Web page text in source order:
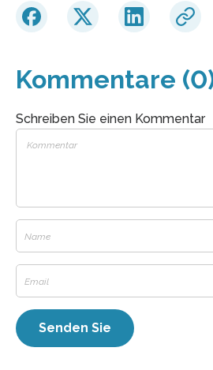
Kommentare
Schreiben Sie einen Kommentar